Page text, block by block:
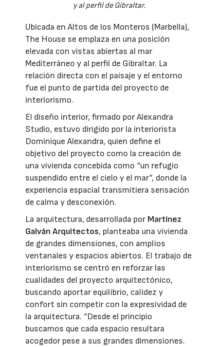
y al perfil de Gibraltar.
Ubicada en Altos de los Monteros (Marbella),
The House se emplaza en una posición
elevada con vistas abiertas al mar
Mediterráneo y al perfil de Gibraltar. La
relación directa con el paisaje y el entorno
fue el punto de partida del proyecto de
interiorismo.
El diseño interior, firmado por Alexandra
Studio, estuvo dirigido por la interiorista
Dominique Alexandra, quien define el
objetivo del proyecto como la creación de
una vivienda concebida como “un refugio
suspendido entre el cielo y el mar”, donde la
experiencia espacial transmitiera sensación
de calma y desconexión.
La arquitectura, desarrollada por Martínez
Galván Arquitectos, planteaba una vivienda
de grandes dimensiones, con amplios
ventanales y espacios abiertos. El trabajo de
interiorismo se centró en reforzar las
cualidades del proyecto arquitectónico,
buscando aportar equilibrio, calidez y
confort sin competir con la expresividad de
la arquitectura. “Desde el principio
buscamos que cada espacio resultara
acogedor pese a sus grandes dimensiones.